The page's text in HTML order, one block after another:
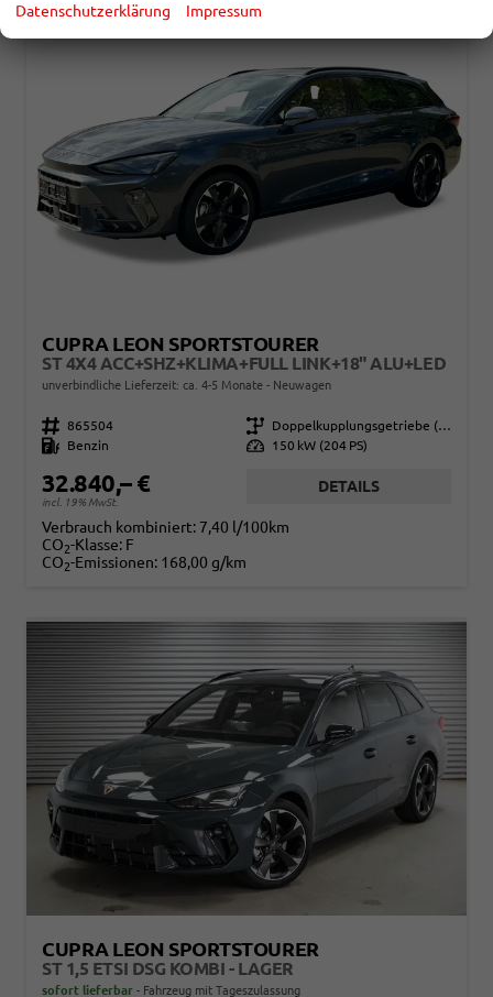
CUPRA LEON SPORTSTOURER
ST 4X4 ACC+SHZ+KLIMA+FULL LINK+18" ALU+LED
unverbindliche Lieferzeit: ca. 4-5 Monate Neuwagen
Fahrzeugnr. 865504 Getriebe
Doppelkupplungsgetriebe (DSG)
Kraftstoff
Benzin Leistung 150 kW (204 PS)
32.840,– €
incl. 19% MwSt.
DETAILS
Verbrauch kombiniert: 7,40 l/100km
CO2-Klasse: F
CO2-Emissionen: 168,00 g/km
CUPRA LEON SPORTSTOURER
ST 1,5 ETSI DSG KOMBI - LAGER
sofort lieferbar Fahrzeug mit Tageszulassung
Datenschutzerklärung Impressum